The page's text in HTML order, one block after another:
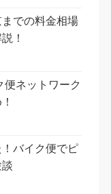
までの料金相場
！
便ネットワーク
バイク便でピ